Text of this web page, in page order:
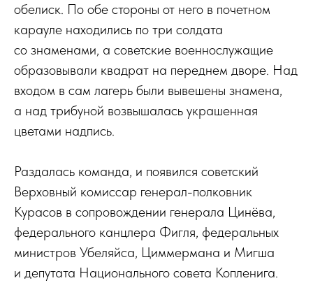
обелиск. По обе стороны от него в почетном
карауле находились по три солдата
со знаменами, а советские военнослужащие
образовывали квадрат на переднем дворе. Над
входом в сам лагерь были вывешены знамена,
а над трибуной возвышалась украшенная
цветами надпись.
Раздалась команда, и появился советский
Верховный комиссар генерал-полковник
Курасов в сопровождении генерала Цинёва,
федерального канцлера Фигля, федеральных
министров Убеляйса, Циммермана и Мигша
и депутата Национального совета Копленига.